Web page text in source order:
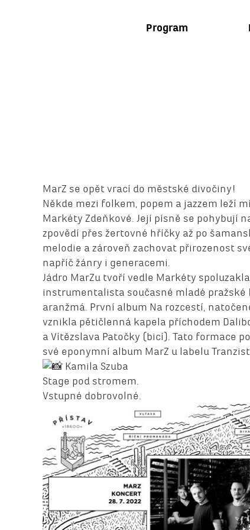
Program
MarZ se opět vrací do městské divočiny!
Někde mezi folkem, popem a jazzem leží
Markéty Zdeňkové. Její písně se pohybují
zpovědí přes žertovné hříčky až po
melodie a zároveň zachovat přirozenost
napříč žánry i generacemi.
Jádro MarZu tvoří vedle Markéty
instrumentalista současné mladé pražské
aranžmá. První album Na rozcestí,
vznikla pětičlenná kapela příchodem
a Vítězslava Patočky (bicí). Tato formace
své eponymní album MarZ u labelu
Kamila Szuba
Stage pod stromem.
Vstupné dobrovolné.